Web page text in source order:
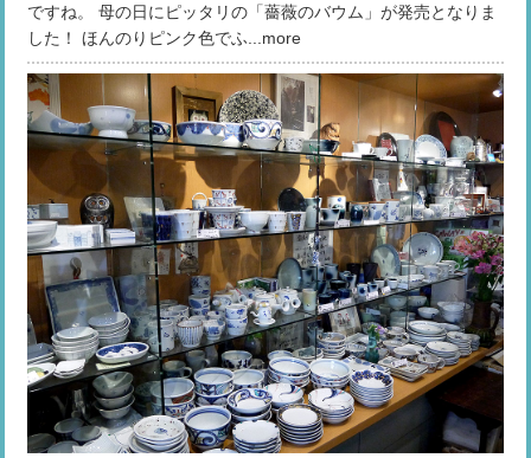
ですね。 母の日にピッタリの「薔薇のバウム」が発売となりま
した！ ほんのりピンク色でふ...more